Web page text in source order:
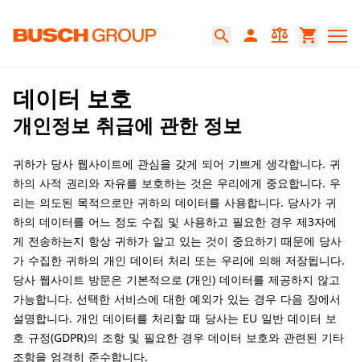
search person balance shopping_cart
개인정보 보호정책
데이터 보호
개인정보 취급에 관한 정보
귀하가 당사 웹사이트에 관심을 갖게 되어 기쁘게 생각합니다. 귀
하의 사적 권리와 자유를 보호하는 것은 우리에게 중요합니다. 우
리는 의도된 목적으로만 귀하의 데이터를 사용합니다. 당사가 귀
하의 데이터를 어느 정도 수집 및 사용하고 필요한 경우 제3자에
게 전송하는지 항상 귀하가 알고 있는 것이 중요하기 때문에 당사
가 수집한 귀하의 개인 데이터 처리 또는 우리에 의해 저장됩니다.
당사 웹사이트 방문은 기본적으로 (개인) 데이터를 제공하지 않고
가능합니다. 선택한 서비스에 대한 예외가 있는 경우 다음 장에서
설명합니다. 개인 데이터를 처리할 때 당사는 EU 일반 데이터 보
호 규정(GDPR)의 조항 및 필요한 경우 데이터 보호와 관련된 기타
조항을 엄격히 준수합니다.